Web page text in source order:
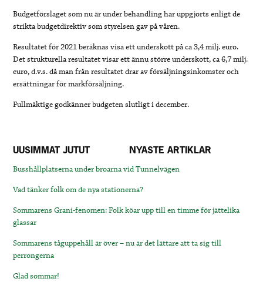
Budgetförslaget som nu är under behandling har uppgjorts enligt de
strikta budgetdirektiv som styrelsen gav på våren.
Resultatet för 2021 beräknas visa ett underskott på ca 3,4 milj. euro.
Det strukturella resultatet visar ett ännu större underskott, ca 6,7 milj.
euro, d.v.s. då man från resultatet drar av försäljningsinkomster och
ersättningar för markförsäljning.
Fullmäktige godkänner budgeten slutligt i december.
UUSIMMAT JUTUT NYASTE ARTIKLAR
Busshållplatserna under broarna vid Tunnelvägen
Vad tänker folk om de nya stationerna?
Sommarens Grani-fenomen: Folk köar upp till en timme för jättelika
glassar
Sommarens tåguppehåll är över – nu är det lättare att ta sig till
perrongerna
Glad sommar!